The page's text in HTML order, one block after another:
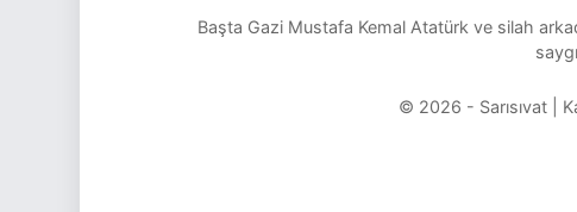
Başta Gazi Mustafa Kemal Atatürk ve silah
© 2026 - Sarısıvat |